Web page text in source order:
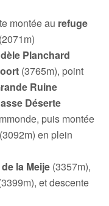
montée au refuge
(2071m)
Planchard
(3765m), point
Ruine
Déserte
puis montée
(3092m) en plein
la Meije (3357m),
et descente